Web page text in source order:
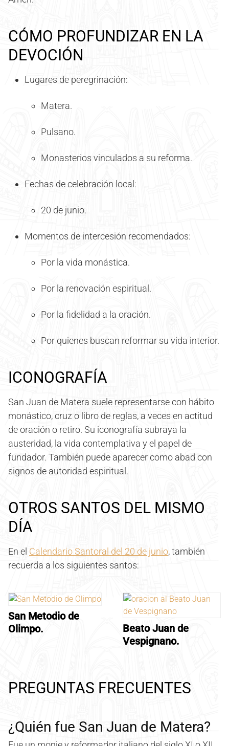
CÓMO PROFUNDIZAR EN LA
DEVOCIÓN
Lugares de peregrinación:
Matera.
Pulsano.
Monasterios vinculados a su reforma.
Fechas de celebración local:
20 de junio.
Momentos de intercesión recomendados:
Por la vida monástica.
Por la renovación espiritual.
Por la fidelidad a la oración.
Por quienes buscan reformar su vida interior.
ICONOGRAFÍA
San Juan de Matera suele representarse con hábito
monástico, cruz o libro de reglas, a veces en actitud
de oración o retiro. Su iconografía subraya la
austeridad, la vida contemplativa y el papel de
fundador. También puede aparecer como abad con
signos de autoridad espiritual.
OTROS SANTOS DEL MISMO
DÍA
En el Calendario Santoral del 20 de junio, también
recuerda a los siguientes santos:
San Metodio de
Olimpo.
Beato Juan de
Vespignano.
PREGUNTAS FRECUENTES
¿Quién fue San Juan de Matera?